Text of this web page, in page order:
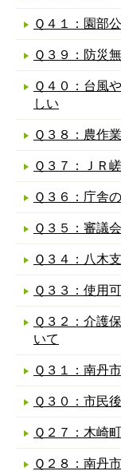
Ｑ４１：園部
Ｑ３９：防災
Ｑ４０：台風
しい
Ｑ３８：農作
Ｑ３７：ＪＲ
Ｑ３６：庁舎
Ｑ３５：審議
Ｑ３４：八木
Ｑ３３：使用
Ｑ３２：介護
いて
Ｑ３１：南丹
Ｑ３０：市民
Ｑ２７：木崎
Ｑ２８：南丹